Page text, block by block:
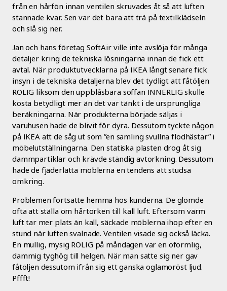
från en hårfön innan ventilen skruvades åt så att luften
stannade kvar. Sen var det bara att trä på textilklädseln
och slå sig ner.
Jan och hans företag SoftAir ville inte avslöja för många
detaljer kring de tekniska lösningarna innan de fick ett
avtal. När produktutvecklarna på IKEA långt senare fick
insyn i de tekniska detaljerna blev det tydligt att fåtöljen
ROLIG liksom den uppblåsbara soffan INNERLIG skulle
kosta betydligt mer än det var tänkt i de ursprungliga
beräkningarna. När produkterna började säljas i
varuhusen hade de blivit för dyra. Dessutom tyckte någon
på IKEA att de såg ut som ”en samling svullna flodhästar” i
möbelutställningarna. Den statiska plasten drog åt sig
dammpartiklar och krävde ständig avtorkning. Dessutom
hade de fjäderlätta möblerna en tendens att studsa
omkring.
Problemen fortsatte hemma hos kunderna. De glömde
ofta att ställa om hårtorken till kall luft. Eftersom varm
luft tar mer plats än kall, säckade möblerna ihop efter en
stund när luften svalnade. Ventilen visade sig också läcka.
En mullig, mysig ROLIG på måndagen var en oformlig,
dammig tyghög till helgen. När man satte sig ner gav
fåtöljen dessutom ifrån sig ett ganska oglamoröst ljud.
Pffft!